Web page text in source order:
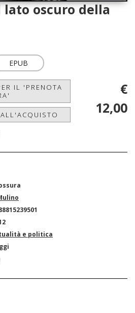
lato oscuro della
EPUB
IL 'PRENOTA
€
12,00
e politica